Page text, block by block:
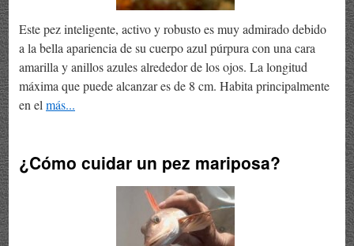
Este pez inteligente, activo y robusto es muy admirado debido
a la bella apariencia de su cuerpo azul púrpura con una cara
amarilla y anillos azules alrededor de los ojos. La longitud
máxima que puede alcanzar es de 8 cm. Habita principalmente
en el más...
¿Cómo cuidar un pez mariposa?